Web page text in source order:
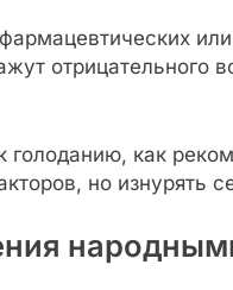
отрицательного
голоданию, как
но изнурять